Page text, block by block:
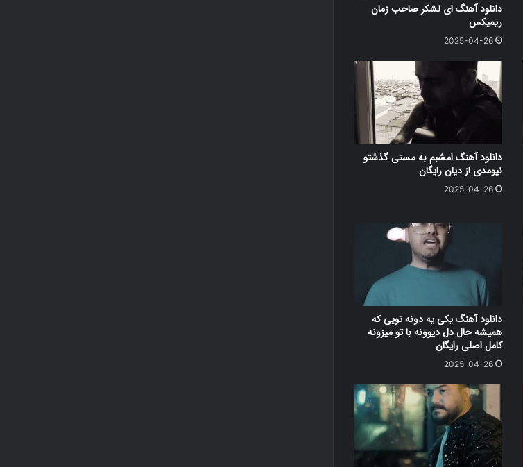
دانلود آهنگ ای لشکر صاحب زمان
ریمیکس
2025-04-26
دانلود آهنگ امشبم به مستی گذشتو
نیومدی از دیان رایگان
2025-04-26
دانلود آهنگ یکی یه دونه تویی که
همیشه حال دل دیوونه با تو میزونه
کامل اصلی رایگان
2025-04-26